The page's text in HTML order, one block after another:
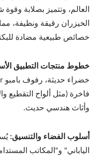
العالم، وتتميز بصلابة
الخيزران رقيقة ونظيفة،
خصائص طبيعية مضادة
خطوط منتجات التطبيق
فاخرة (مثل ألواح التقطيع
وأثاث هندسي حديث.
أسلوب الفضاء والتنسيق:
الياباني" و"المكاتب